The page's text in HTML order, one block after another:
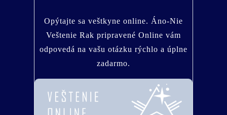
Opýtajte sa veštkyne online. Áno-Nie
Veštenie Rak pripravené Online vám
odpovedá na vašu otázku rýchlo a úplne
zadarmo.